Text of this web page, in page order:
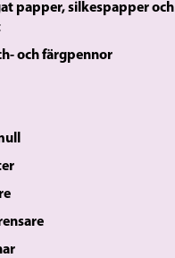
papper, silkespapper och
och färgpennor